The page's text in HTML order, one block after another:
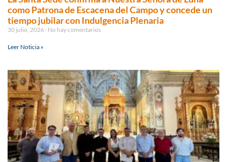
como Patrona de Escacena del Campo y concede un
tiempo jubilar con Indulgencia Plenaria
30 julio, 2026 No hay comentarios
Leer Noticia »